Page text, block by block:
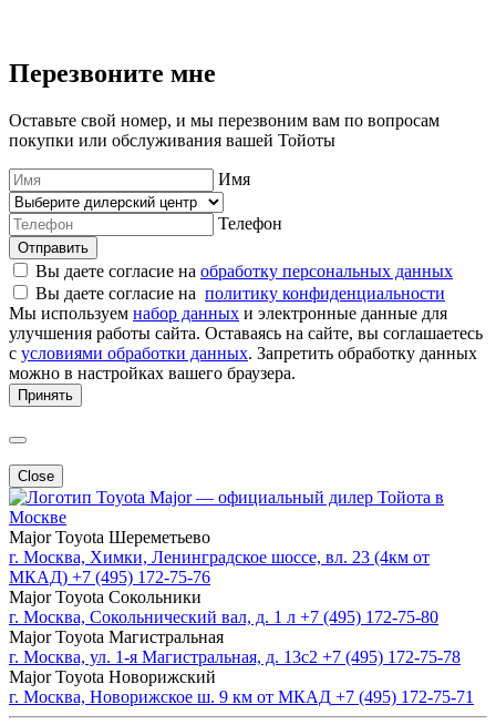
Перезвоните мне
Оставьте свой номер, и мы перезвоним вам по вопросам
покупки или обслуживания вашей Тойоты
Имя
Телефон
Отправить
Вы даете согласие на обработку персональных данных
Вы даете согласие на политику конфиденциальности
Мы используем набор данных и электронные данные для
улучшения работы сайта. Оставаясь на сайте, вы соглашаетесь
с условиями обработки данных. Запретить обработку данных
можно в настройках вашего браузера.
Принять
Close
Major — официальный дилер Тойота в
Москве
Major Toyota Шереметьево
г. Москва, Химки, Ленинградское шоссе, вл. 23 (4км от
МКАД) +7 (495) 172-75-76
Major Toyota Сокольники
г. Москва, Сокольнический вал, д. 1 л +7 (495) 172-75-80
Major Toyota Магистральная
г. Москва, ул. 1-я Магистральная, д. 13с2 +7 (495) 172-75-78
Major Toyota Новорижский
г. Москва, Новорижское ш. 9 км от МКАД +7 (495) 172-75-71